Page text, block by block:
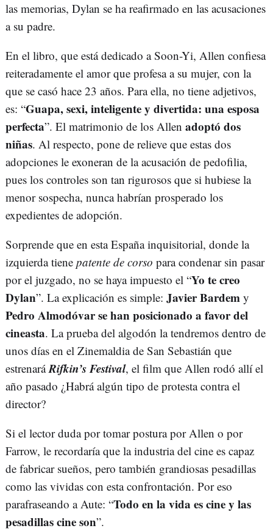
las memorias, Dylan se ha reafirmado en las acusaciones
a su padre.
En el libro, que está dedicado a Soon-Yi, Allen confiesa
reiteradamente el amor que profesa a su mujer, con la
que se casó hace 23 años. Para ella, no tiene adjetivos,
es: “Guapa, sexi, inteligente y divertida: una esposa
perfecta”. El matrimonio de los Allen adoptó dos
niñas. Al respecto, pone de relieve que estas dos
adopciones le exoneran de la acusación de pedofilia,
pues los controles son tan rigurosos que si hubiese la
menor sospecha, nunca habrían prosperado los
expedientes de adopción.
Sorprende que en esta España inquisitorial, donde la
izquierda tiene patente de corso para condenar sin pasar
por el juzgado, no se haya impuesto el “Yo te creo
Dylan”. La explicación es simple: Javier Bardem y
Pedro Almodóvarse han posicionado a favor del
cineasta. La prueba del algodón la tendremos dentro de
unos días en el Zinemaldia de San Sebastián que
estrenaráRifkin’s Festival, el film que Allen rodó allí el
año pasado ¿Habrá algún tipo de protesta contra el
director?
Si el lector duda por tomar postura por Allen o por
Farrow, le recordaría que la industria del cine es capaz
de fabricar sueños, pero también grandiosas pesadillas
como las vividas con esta confrontación. Por eso
parafraseando a Aute: “Todo en la vida es cine y las
pesadillas cine son”.